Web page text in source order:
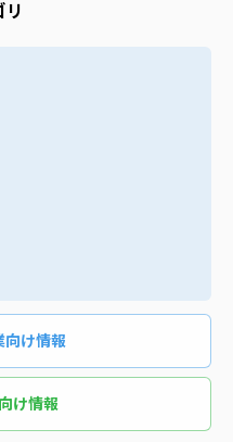
リ
向け情報
け情報